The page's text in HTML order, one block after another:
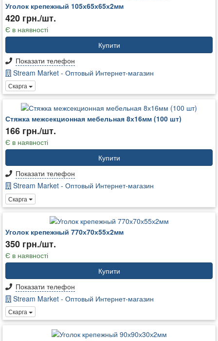
Уголок крепежный 105х65х65х2мм
420 грн./шт.
Є в наявності
Купити
Показати телефон
Stream Market - Оптовый Интернет-магазин
Скарга
Стяжка межсекционная мебельная 8х16мм (100 шт)
166 грн./шт.
Є в наявності
Купити
Показати телефон
Stream Market - Оптовый Интернет-магазин
Скарга
Уголок крепежный 770х70х55х2мм
350 грн./шт.
Є в наявності
Купити
Показати телефон
Stream Market - Оптовый Интернет-магазин
Скарга